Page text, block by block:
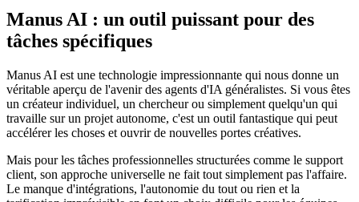
Manus AI : un outil puissant pour des
tâches spécifiques
Manus AI est une technologie impressionnante qui nous donne un
véritable aperçu de l'avenir des agents d'IA généralistes. Si vous êtes
un créateur individuel, un chercheur ou simplement quelqu'un qui
travaille sur un projet autonome, c'est un outil fantastique qui peut
accélérer les choses et ouvrir de nouvelles portes créatives.
Mais pour les tâches professionnelles structurées comme le support
client, son approche universelle ne fait tout simplement pas l'affaire.
Le manque d'intégrations, l'autonomie du tout ou rien et la